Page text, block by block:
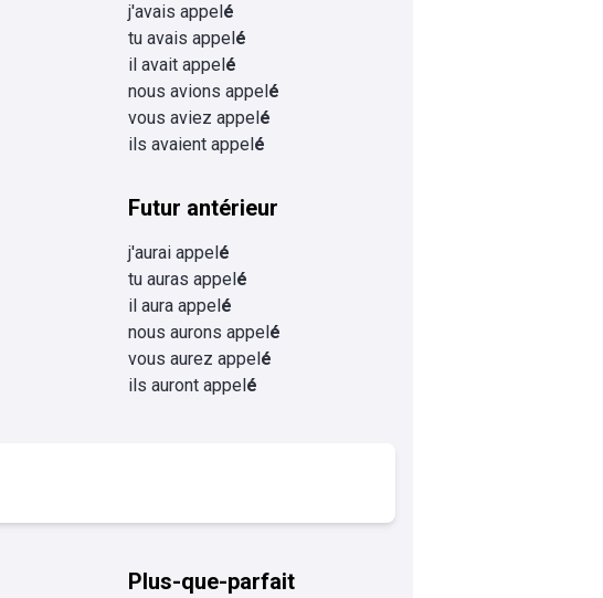
j'avais appelé
tu avais appelé
il avait appelé
nous avions appelé
vous aviez appelé
ils avaient appelé
Futur antérieur
j'aurai appelé
tu auras appelé
il aura appelé
nous aurons appelé
vous aurez appelé
ils auront appelé
Plus-que-parfait